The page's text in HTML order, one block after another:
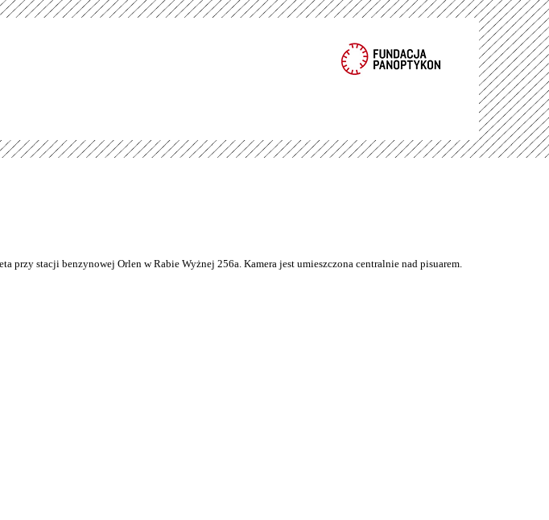
przy stacji benzynowej Orlen w Rabie Wyżnej 256a. Kamera jest umieszczona centralnie nad pisuarem.